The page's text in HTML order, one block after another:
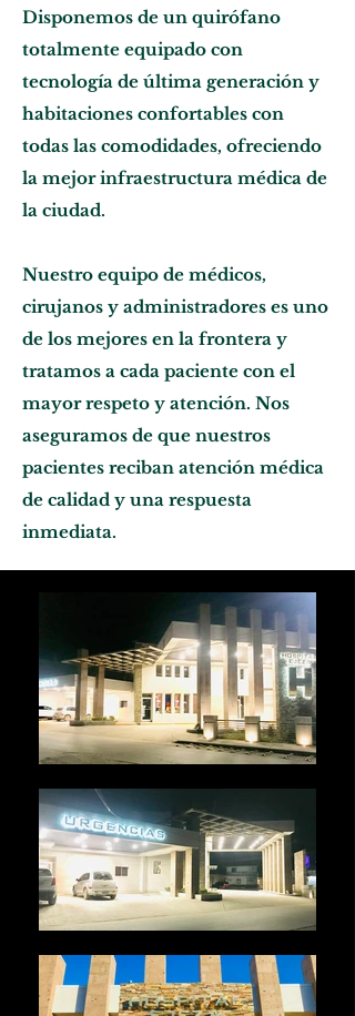
Disponemos de un quirófano
totalmente equipado con
tecnología de última generación y
habitaciones confortables con
todas las comodidades, ofreciendo
la mejor infraestructura médica de
la ciudad.
Nuestro equipo de médicos,
cirujanos y administradores es uno
de los mejores en la frontera y
tratamos a cada paciente con el
mayor respeto y atención. Nos
aseguramos de que nuestros
pacientes reciban atención médica
de calidad y una respuesta
inmediata.